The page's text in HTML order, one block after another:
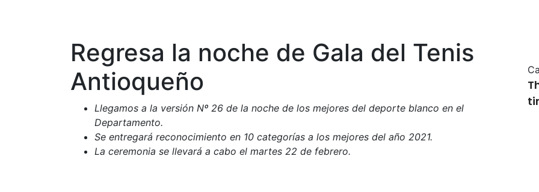
Regresa la noche de Gala del Tenis
Antioqueño
Llegamos a la versión Nº 26 de la noche de los mejores del deporte blanco en el
Departamento.
Se entregará reconocimiento en 10 categorías a los mejores del año 2021.
La ceremonia se llevará a cabo el martes 22 de febrero.